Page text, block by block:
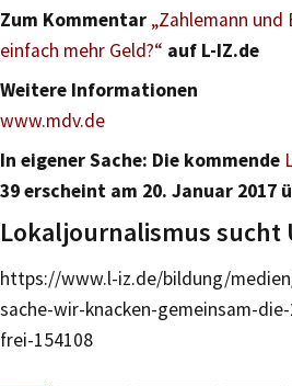
Zum Kommentar „Zahlemann und
einfach mehr Geld?“ auf L-IZ.de
Weitere Informationen
www.mdv.de
In eigener Sache: Die kommende
39 erscheint am 20. Januar 2017
Lokaljournalismus
https://www.l-iz.de/bildung/
sache-wir-knacken-gemeinsam-
frei-154108